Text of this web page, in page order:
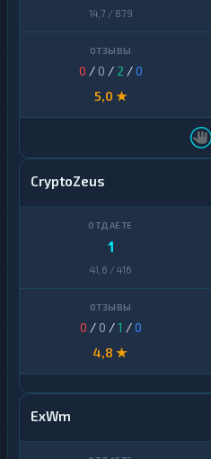
14,7 / 879
0 / 0 / 2 /0
5,0 ★
CryptoZeus
1
41,6 / 416
0 / 0 /1 /0
4,8 ★
ExWm